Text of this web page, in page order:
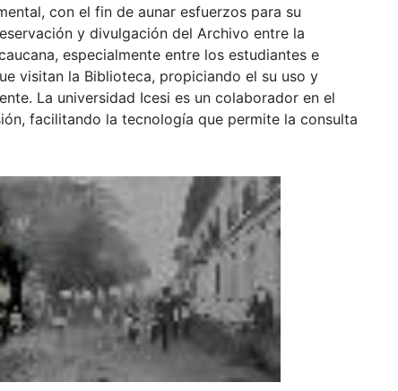
con el fin de aunar esfuerzos para su
y divulgación del Archivo entre la
especialmente entre los estudiantes e
visitan la Biblioteca, propiciando el su uso y
La universidad Icesi es un colaborador en el
facilitando la tecnología que permite la consulta